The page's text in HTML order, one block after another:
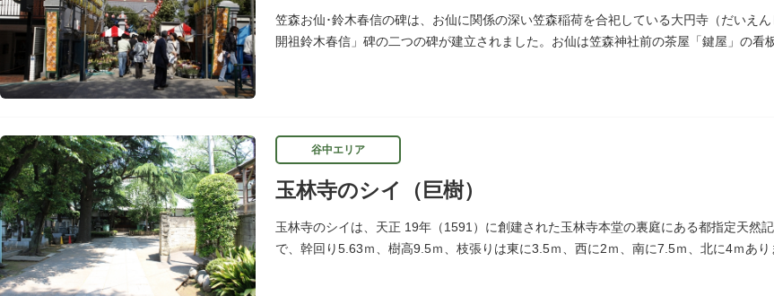
笠森お仙･鈴木春信の碑は、お仙に関係の深い笠森稲荷を合祀している大円寺（だいえ
開祖鈴木春信」碑の二つの碑が建立されました。お仙は笠森神社前の茶屋「鍵屋」の
谷中エリア
玉林寺のシイ（巨樹）
玉林寺のシイは、天正 19年（1591）に創建された玉林寺本堂の裏庭にある都指定天然
で、幹回り5.63ｍ、樹高9.5ｍ、枝張りは東に3.5ｍ、西に2ｍ、南に7.5ｍ、北に4ｍあ